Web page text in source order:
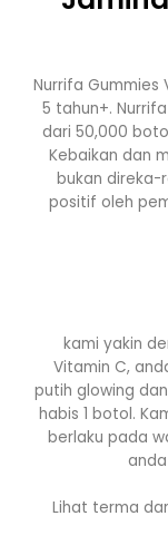
Nurrifa
5 tahun+.
dari 50,000
Kebaikan dan
bukan
positif oleh
kami yakin
Vitamin C,
putih glowing
habis 1 botol.
berlaku pada
Lihat terma